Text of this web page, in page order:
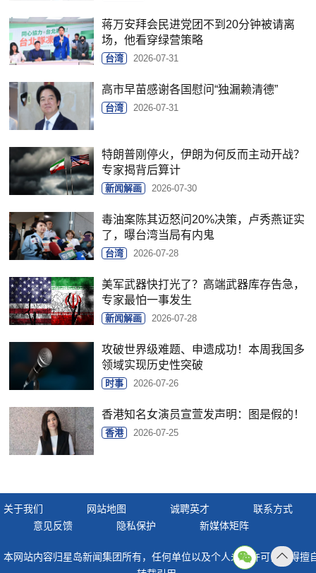
蒋万安拜会民进党团不到20分钟被请离
场，他看穿绿营策略
台湾 2026-07-31
高市早苗感谢各国慰问“独漏赖清德”
台湾 2026-07-31
特朗普刚停火，伊朗为何反而主动开战？
专家揭背后算计
新闻解画 2026-07-30
毒油案陈其迈怒问20%决策，卢秀燕证实
了，曝台湾当局有内鬼
台湾 2026-07-28
美军武器快打光了？高端武器库存告急，
专家最怕一事发生
新闻解画 2026-07-28
攻破世界级难题、申遗成功！本周我国多
领域实现历史性突破
时事 2026-07-26
香港知名女演员宣萱发声明：图是假的！
香港 2026-07-25
关于我们 网站地图 诚聘英才
联系方式
意见反馈
隐私保护 新媒体矩阵
本网站内容归星岛新闻集团所有，任何单位以及个人未经许可，不得擅